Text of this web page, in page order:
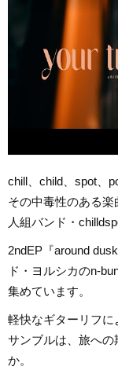
chill、child、spot、
その中毒性のある
人組バンド・
2ndEP『around
ド・ヨルシカのn-
集めています。
軽快なギターリフ
サンブルは、旅への
か。